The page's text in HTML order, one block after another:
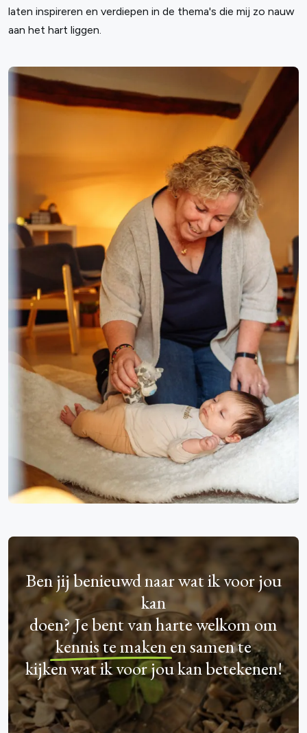
laten inspireren en verdiepen in de thema's die mij zo nauw
aan het hart liggen.
Ben jij benieuwd naar wat ik voor jou
kan
doen? Je bent van harte welkom om
kennis te makenen samen te
kijken wat ik voor jou kan betekenen!